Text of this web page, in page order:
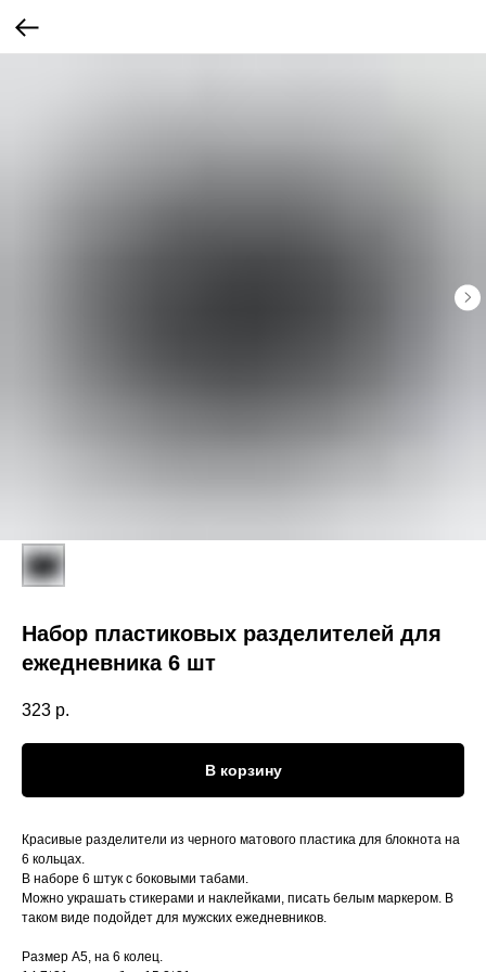
Набор пластиковых разделителей для
ежедневника 6 шт
323 р.
В корзину
Красивые разделители из черного матового пластика для блокнота на
6 кольцах.
В наборе 6 штук с боковыми табами.
Можно украшать стикерами и наклейками, писать белым маркером. В
таком виде подойдет для мужских ежедневников.
Размер А5, на 6 колец.